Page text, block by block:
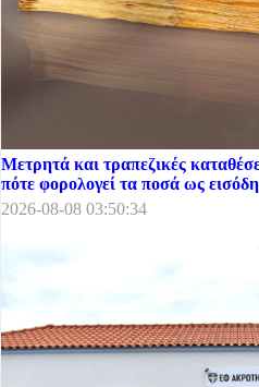
Μετρητά και τραπεζικές
πότε φορολογεί τα ποσά ως
2026-08-08 03:50:34